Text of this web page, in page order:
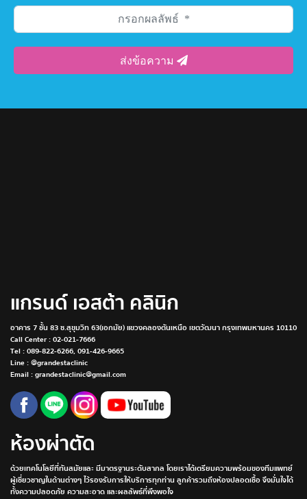
ส่งข้อความ
แกรนด์ เอสต้า คลินิก
อาคาร 7 ชั้น 83 ซ.สุขุมวิท 63(เอกมัย) แขวงคลองตันเหนือ เขตวัฒนา กรุงเทพมหานคร 10110
Call Center :02-021-7666
Tel :089-822-6266,091-426-9665
Line : @grandestaclinic
Email : grandestaclinic@gmail.com
ห้องผ่าตัด
ด้วยเทคโนโลยีที่ทันสมัยและ มีมาตรฐานระดับสากล โดยเราได้เตรียมความพร้อมของทีมแพทย์
ผู้เชี่ยวชาญในด้านต่างๆ ไว้รองรับการให้บริการทุกท่าน ลูกค้ารวมถึงห้องปลอดเชื้อ จึงมั่นใจได้
ทั้งความปลอดภัย ความสะอาด และผลลัพธ์ที่พึงพอใจ